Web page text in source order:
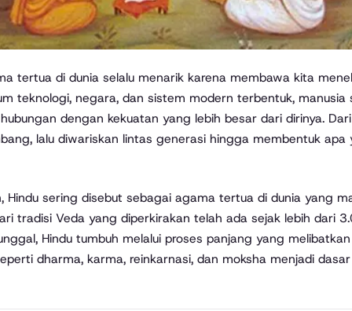
teknologi, negara, dan sistem modern terbentuk, manusia
dengan kekuatan yang lebih besar dari dirinya.
lalu diwariskan lintas generasi hingga membentuk
Hindu sering disebut sebagai agama tertua di dunia yang
tradisi Veda yang diperkirakan telah ada sejak lebih dari
Hindu tumbuh melalui proses panjang yang
dharma, karma, reinkarnasi, dan moksha menjadi